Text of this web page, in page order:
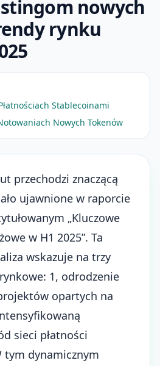
nowych
rynku
Stablecoinami
Nowych Tokenów
przechodzi znaczącą
ujawnione w raporcie
„Kluczowe
w H1 2025”. Ta
wskazuje na trzy
1, odrodzenie
opartych na
sieci płatności
tym dynamicznym